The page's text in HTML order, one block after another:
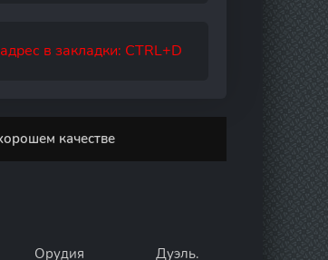
в закладки: CTRL+D
качестве
Орудия
Дуэль.